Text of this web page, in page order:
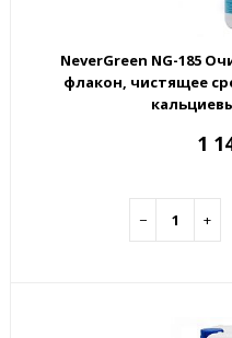
NeverGreen NG-185
флакон, чистящее
1
− +